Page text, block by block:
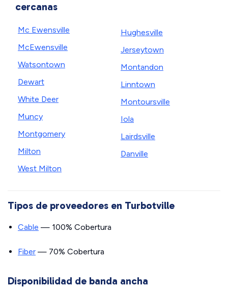
cercanas
Mc Ewensville
McEwensville
Watsontown
Dewart
White Deer
Muncy
Montgomery
Milton
West Milton
Hughesville
Jerseytown
Montandon
Linntown
Montoursville
Iola
Lairdsville
Danville
Tipos de proveedores en Turbotville
Cable — 100% Cobertura
Fiber — 70% Cobertura
Disponibilidad de banda ancha